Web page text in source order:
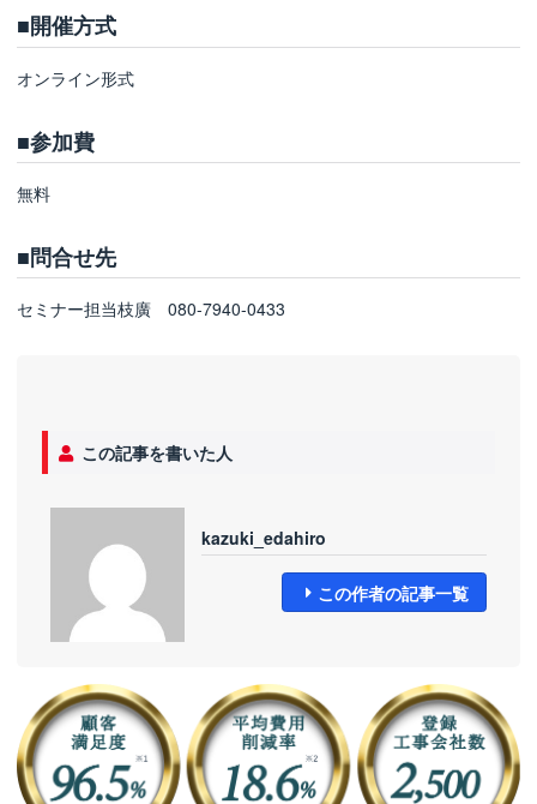
■開催方式
オンライン形式
■参加費
無料
■問合せ先
セミナー担当枝廣 080-7940-0433
この記事を書いた人
kazuki_edahiro
この作者の記事一覧